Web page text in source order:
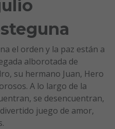
el orden y la paz están a
alborotada de
su hermano Juan, Hero
A lo largo de la
se desencuentran,
juego de amor,